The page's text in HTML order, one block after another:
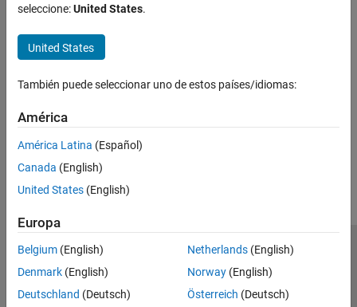
seleccione:United States.
United States
También puede seleccionar uno de estos países/idiomas:
América
América Latina (Español)
Canada (English)
United States (English)
Europa
Belgium (English)
Denmark (English)
Deutschland (Deutsch)
Netherlands(English)
Norway(English)
Österreich (Deutsch)
Centro de confianza
Marcas comerciales
Política de privacidad
Antipiratería
Estado de las aplicaciones
Información de contacto